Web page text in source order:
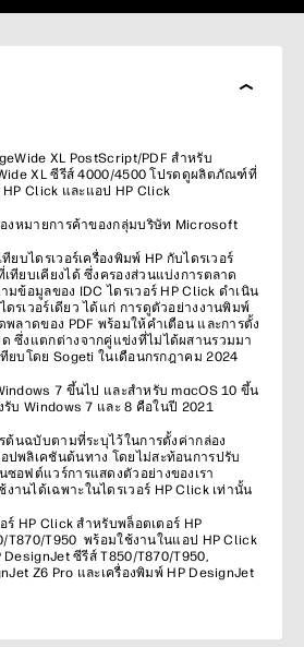
XL PostScript/PDF สําหรับ
XL ซีรีส์ 4000/4500 โปรดดูผลิตภัณฑ์ที่
HP Click และแอป HP Click
องหมายการค้าของกลุ่มบริษัท Microsoft
ยบไดรเวอร์เครื่องพิมพ์ HP กับไดรเวอร์
ทียบเคียงได้ ซึ่งครองส่วนแบ่งการตลาด
ข้อมูลของ IDC ไดรเวอร์ HP Click ดำเนิน
รเวอร์เดียว ได้แก่ การดูตัวอย่างงานพิมพ์
พลาดของ PDF พร้อมให้คำเตือน และการตั้ง
ซึ่งแตกต่างจากคู่แข่งที่ไม่ได้ผสานรวมมา
ทียบโดย Sogeti ในเดือนกรกฎาคม 2024
7 ขึ้นไป และสำหรับ macOS 10 ขึ้น
รับ Windows 7 และ 8 คือในปี 2021
รต้นฉบับตามที่ระบุไว้ในการตั้งค่ากล่อง
ปพลิเคชันต้นทาง โดยไม่สะท้อนการปรับ
ซอฟต์แวร์การแสดงตัวอย่างของเรา
านได้เฉพาะในไดรเวอร์ HP Click เท่านั้น
ร์ HP Click สําหรับพล็อตเตอร์ HP
T870/T950 พร้อมใช้งานในแอป HP Click
DesignJet ซีรีส์ T850/T870/T950,
Z6 Pro และเครื่องพิมพ์ HP DesignJet